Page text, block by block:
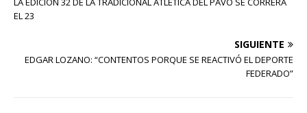
EL 23
SIGUIENTE
EDGAR LOZANO: “CONTENTOS PORQUE SE REACTIVÓ EL DEPORTE
FEDERADO”